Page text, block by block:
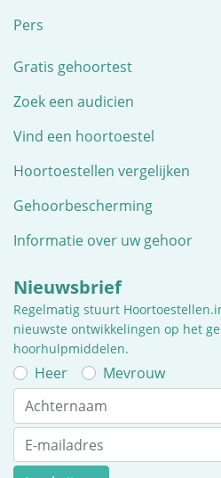
Pers
Gratis gehoortest
Zoek een audicien
Vind een hoortoestel
Hoortoestellen vergelijken
Gehoorbescherming
Informatie over uw gehoor
Nieuwsbrief
Regelmatig stuurt
nieuwste ontwikkelingen op het
hoorhulpmiddelen.
Heer Mevrouw